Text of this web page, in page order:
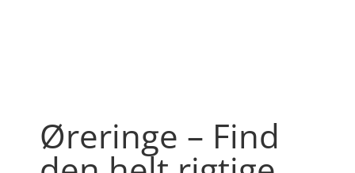
Øreringe – Find